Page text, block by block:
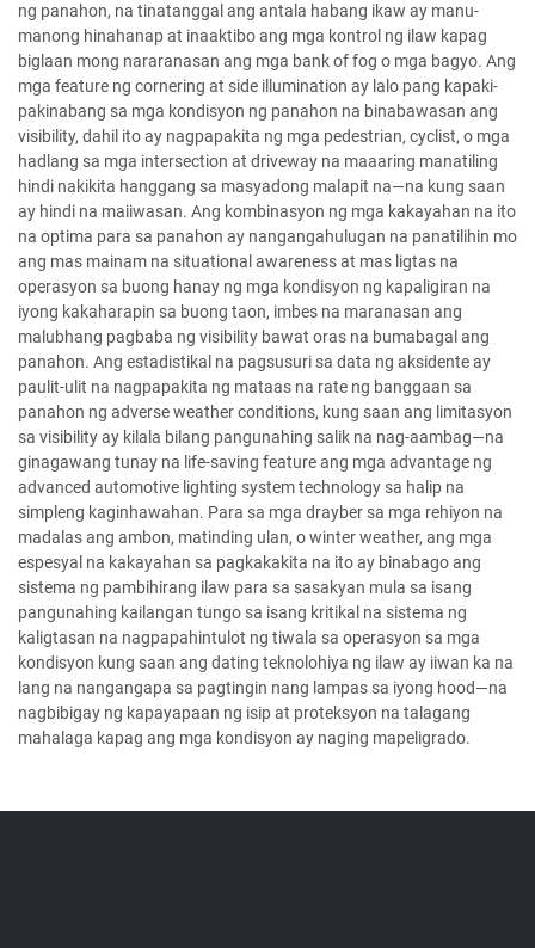
ng panahon, na tinatanggal ang antala habang ikaw ay manu-
manong hinahanap at inaaktibo ang mga kontrol ng ilaw kapag
biglaan mong nararanasan ang mga bank of fog o mga bagyo. Ang
mga feature ng cornering at side illumination ay lalo pang kapaki-
pakinabang sa mga kondisyon ng panahon na binabawasan ang
visibility, dahil ito ay nagpapakita ng mga pedestrian, cyclist, o mga
hadlang sa mga intersection at driveway na maaaring manatiling
hindi nakikita hanggang sa masyadong malapit na—na kung saan
ay hindi na maiiwasan. Ang kombinasyon ng mga kakayahan na ito
na optima para sa panahon ay nangangahulugan na panatilihin mo
ang mas mainam na situational awareness at mas ligtas na
operasyon sa buong hanay ng mga kondisyon ng kapaligiran na
iyong kakaharapin sa buong taon, imbes na maranasan ang
malubhang pagbaba ng visibility bawat oras na bumabagal ang
panahon. Ang estadistikal na pagsusuri sa data ng aksidente ay
paulit-ulit na nagpapakita ng mataas na rate ng banggaan sa
panahon ng adverse weather conditions, kung saan ang limitasyon
sa visibility ay kilala bilang pangunahing salik na nag-aambag—na
ginagawang tunay na life-saving feature ang mga advantage ng
advanced automotive lighting system technology sa halip na
simpleng kaginhawahan. Para sa mga drayber sa mga rehiyon na
madalas ang ambon, matinding ulan, o winter weather, ang mga
espesyal na kakayahan sa pagkakakita na ito ay binabago ang
sistema ng pambihirang ilaw para sa sasakyan mula sa isang
pangunahing kailangan tungo sa isang kritikal na sistema ng
kaligtasan na nagpapahintulot ng tiwala sa operasyon sa mga
kondisyon kung saan ang dating teknolohiya ng ilaw ay iiwan ka na
lang na nangangapa sa pagtingin nang lampas sa iyong hood—na
nagbibigay ng kapayapaan ng isip at proteksyon na talagang
mahalaga kapag ang mga kondisyon ay naging mapeligrado.